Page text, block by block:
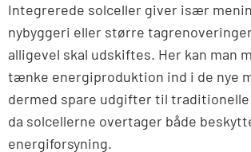
Integrerede solceller giver især
nybyggeri eller større
alligevel skal udskiftes. Her kan man
tænke energiproduktion ind i de nye
dermed spare udgifter til
da solcellerne overtager både
energiforsyning.